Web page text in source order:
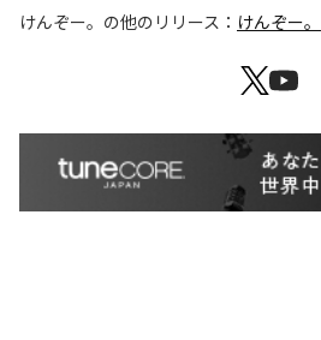
けんぞー。 の他のリリース： けんぞー。